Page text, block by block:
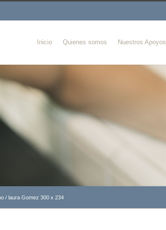
Inicio Quienes somos Nuestros Apoyos
/ laura Gomez 300 x 234